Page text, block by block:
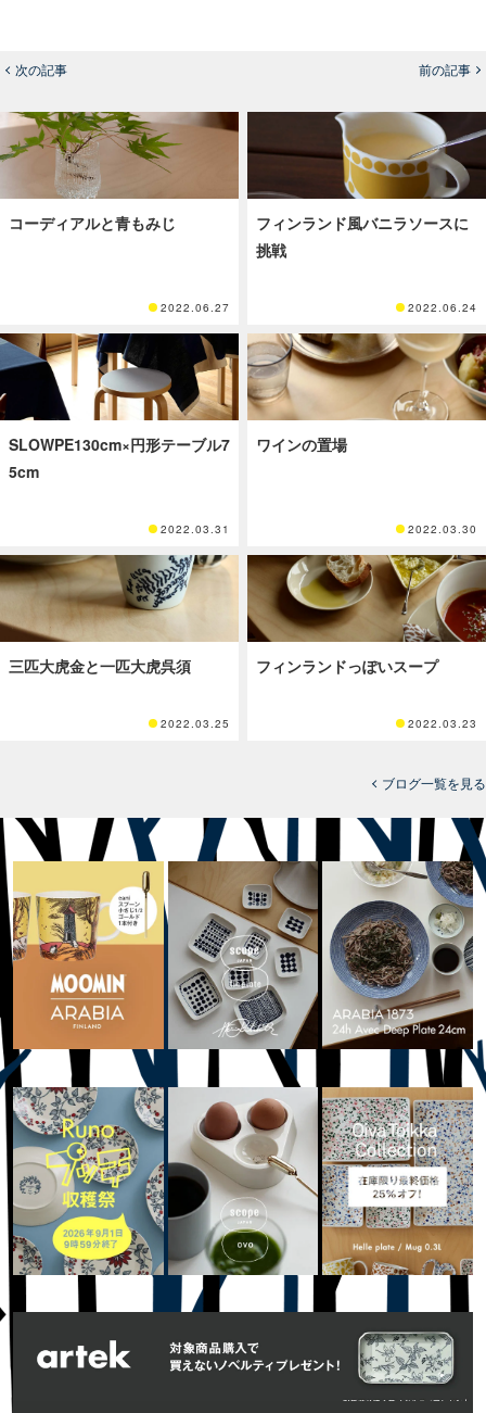
次の記事 前の記事
コーディアルと青もみじ
2022.06.27
フィンランド風バニラソースに
挑戦
2022.06.24
SLOWPE130cm×円形テーブル7
5cm
2022.03.31
ワインの置場
2022.03.30
三匹大虎金と一匹大虎呉須
2022.03.25
フィンランドっぽいスープ
2022.03.23
ブログ一覧を見る